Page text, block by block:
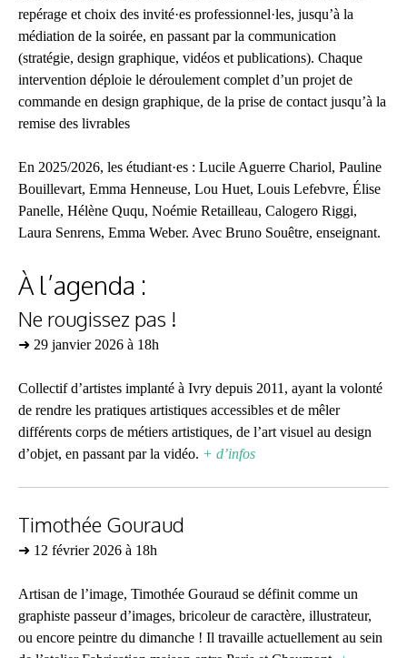
repérage et choix des invité·es professionnel·les, jusqu’à la
médiation de la soirée, en passant par la communication
(stratégie, design graphique, vidéos et publications). Chaque
intervention déploie le déroulement complet d’un projet de
commande en design graphique, de la prise de contact jusqu’à la
remise des livrables
En 2025/2026, les étudiant·es : Lucile Aguerre Chariol, Pauline
Bouillevart, Emma Henneuse, Lou Huet, Louis Lefebvre, Élise
Panelle, Hélène Ququ, Noémie Retailleau, Calogero Riggi,
Laura Senrens, Emma Weber. Avec Bruno Souêtre, enseignant.
À l’agenda :
Ne rougissez pas !
➜ 29 janvier 2026 à 18h
Collectif d’artistes implanté à Ivry depuis 2011, ayant la volonté
de rendre les pratiques artistiques accessibles et de mêler
différents corps de métiers artistiques, de l’art visuel au design
d’objet, en passant par la vidéo. + d’infos
Timothée Gouraud
➜ 12 février 2026 à 18h
Artisan de l’image, Timothée Gouraud se définit comme un
graphiste passeur d’images, bricoleur de caractère, illustrateur,
ou encore peintre du dimanche ! Il travaille actuellement au sein